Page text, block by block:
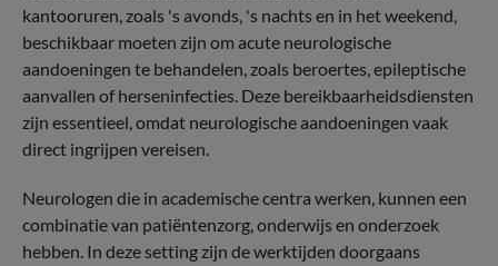
kantooruren, zoals 's avonds, 's nachts en in het weekend,
beschikbaar moeten zijn om acute neurologische
aandoeningen te behandelen, zoals beroertes, epileptische
aanvallen of herseninfecties. Deze bereikbaarheidsdiensten
zijn essentieel, omdat neurologische aandoeningen vaak
direct ingrijpen vereisen.
Neurologen die in academische centra werken, kunnen een
combinatie van patiëntenzorg, onderwijs en onderzoek
hebben. In deze setting zijn de werktijden doorgaans